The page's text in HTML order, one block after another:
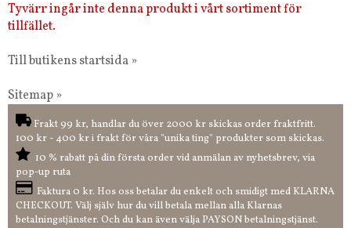
Tyvärr ingår inte denna produkt i vårt sortiment för
tillfället.
Till butikens startsida »
Sitemap »
Frakt 99 kr, handlar du över 2000 kr skickas order fraktfritt.
100 kr - 400 kr i frakt för våra "unika ting" produkter som skickas.
10 % rabatt på din första order vid anmälan av nyhetsbrev, via
pop-up ruta
Faktura 0 kr. Hos oss betalar du enkelt och smidigt med KLARNA
CHECKOUT. Välj själv hur du vill betala mellan alla Klarnas
betalningstjänster. Och du kan även välja PAYSON betalningstjänst.